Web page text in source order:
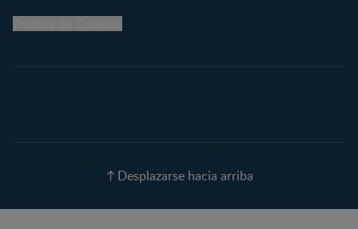
Calculadora de color de
Desplazarse hacia arriba